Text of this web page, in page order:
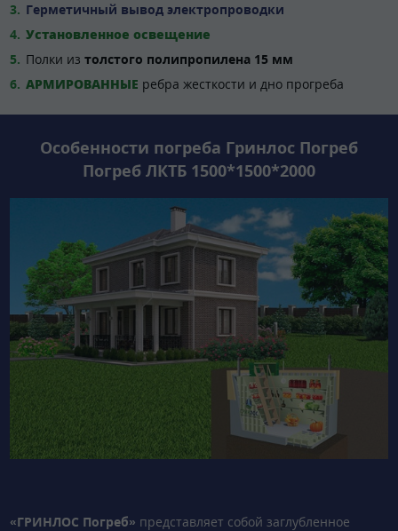
Герметичный вывод электропроводки
Установленное освещение
Полки из толстого полипропилена 15 мм
АРМИРОВАННЫЕ ребра жесткости и дно прогреба
Особенности погреба Гринлос Погреб
Погреб ЛКТБ 1500*1500*2000
«ГРИНЛОС Погреб» представляет собой заглубленное